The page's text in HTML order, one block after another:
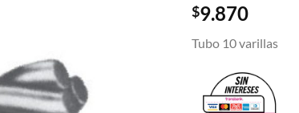
$9.870
Tubo 10 varillas